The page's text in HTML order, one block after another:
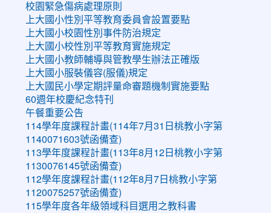
校園緊急傷病處理原則
上大國小性別平等教育委員會設置要點
上大國小校園性別事件防治規定
上大國小校性別平等教育實施規定
上大國小教師輔導與管教學生辦法正確版
上大國小服裝儀容(服儀)規定
上大國民小學定期評量命審題機制實施要點
60週年校慶紀念特刊
午餐重要公告
114學年度課程計畫(114年7月31日桃教小字第
1140071603號函備查)
113學年度課程計畫(113年8月12日桃教小字第
1130076145號函備查)
112學年度課程計畫(112年8月7日桃教小字第
1120075257號函備查)
115學年度各年級領域科目選用之教科書